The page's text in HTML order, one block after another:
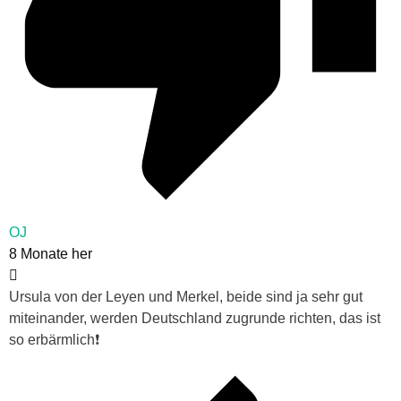
OJ
8 Monate her
Ursula von der Leyen und Merkel, beide sind ja sehr gut
miteinander, werden Deutschland zugrunde richten, das ist
so erbärmlich❗